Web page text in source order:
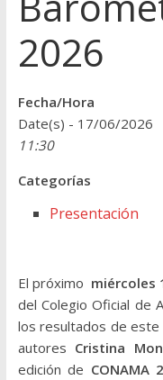
2026
Fecha/Hora
Date(s) - 17/06/2026
11:30
Categorías
Presentación
El próximo miércoles
del Colegio Oficial de
los resultados de
autores Cristina
edición de CONAMA